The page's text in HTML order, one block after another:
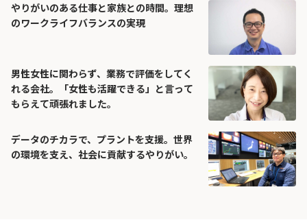
やりがいのある仕事と家族との時間。理想
のワークライフバランスの実現
男性女性に関わらず、業務で評価をしてく
れる会社。「女性も活躍できる」と言って
もらえて頑張れました。
データのチカラで、プラントを支援。世界
の環境を支え、社会に貢献するやりがい。